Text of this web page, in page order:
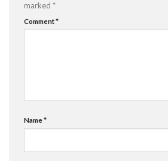
marked *
Comment*
Name*